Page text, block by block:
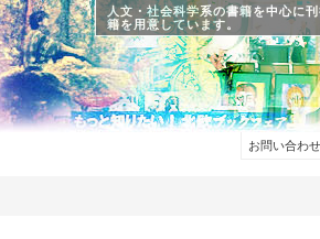
人文・社会科学系の書籍を中心に
籍を用意しています。
お問い合わせ